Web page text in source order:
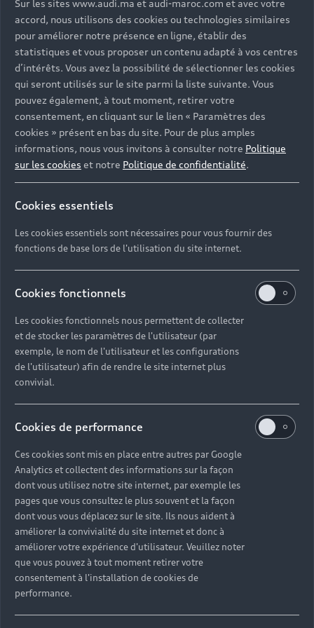
Campagne de rappel Airbag Takata
TCO : La valeur d'une voiture ne se résume pas à son
prix
Driven by Technology
Driven by Golf
Driven by Art
Audi Sport
Audi quattro
Tutoriels technologiques
Nous Contacter
Réseau Audi
Contact: 05 20 00 62 00
E-mail : relationclient@audi.ma
© 2023 AUDI AG. All Rights Reserved.
Mentions légales
Politique de confidentialité
Politique des cookies
Paramètres des cookies
d'émission spécifiées ont été déterminées
neufs sont déjà en cours de réception selon la
véhicules légers (WLTP), une procédure d'essai plus
réaliste pour mesurer la consommation de carburant et
les émissions de CO2. À partir du 1er septembre 2018,
le nouveau cycle de conduite européen (NEDC) sera
carburant et les émissions de CO2 mesurées selon le
celles mesurées selon le NEDC. Par conséquent,
l'utilisation des valeurs d'émission de CO2 mesurées
selon WLTP pour la taxation des véhicules à partir du
1er septembre 2018 peut également entraîner des
changements à cet égard.
Actuellement, la loi nous oblige toujours à indiquer les
chiffres NEDC. Dans le cas des véhicules neufs qui ont
été réceptionnés selon le WLTP, les chiffres NEDC sont
Sur les sites www.audi.ma et audi-maroc.com et avec votre
accord, nous utilisons des cookies ou technologies similaires
pour améliorer notre présence en ligne, établir des
statistiques et vous proposer un contenu adapté à vos centres
d’intérêts. Vous avez la possibilité de sélectionner les cookies
qui seront utilisés sur le site parmi la liste suivante. Vous
pouvez également, à tout moment, retirer votre
consentement, en cliquant sur le lien « Paramètres des
cookies » présent en bas du site. Pour de plus amples
informations, nous vous invitons à consulter notre Politique
sur les cookies et notre Politique de confidentialité.
Cookies essentiels
Les cookies essentiels sont nécessaires pour vous fournir des
fonctions de base lors de l'utilisation du site internet.
Cookies fonctionnels
Les cookies fonctionnels nous permettent de collecter
et de stocker les paramètres de l'utilisateur (par
exemple, le nom de l'utilisateur et les configurations
de l'utilisateur) afin de rendre le site internet plus
convivial.
Cookies de performance
Ces cookies sont mis en place entre autres par Google
Analytics et collectent des informations sur la façon
dont vous utilisez notre site internet, par exemple les
pages que vous consultez le plus souvent et la façon
dont vous vous déplacez sur le site. Ils nous aident à
améliorer la convivialité du site internet et donc à
améliorer votre expérience d'utilisateur. Veuillez noter
que vous pouvez à tout moment retirer votre
consentement à l'installation de cookies de
performance.